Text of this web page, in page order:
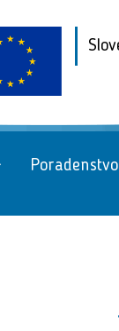
Poradenstvo